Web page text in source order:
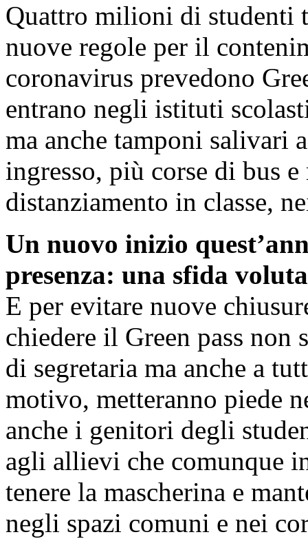
Quattro milioni di studenti
nuove regole per il
coronavirus prevedono
entrano negli istituti
ma anche tamponi salivari
ingresso, più corse di bus
distanziamento in classe,
Un nuovo inizio
presenza: una sfida
E per evitare nuove
chiedere il Green pass
di segretaria ma anche a
motivo, metteranno piede
anche i genitori degli
agli allievi che comunque
tenere la mascherina e
negli spazi comuni e nei